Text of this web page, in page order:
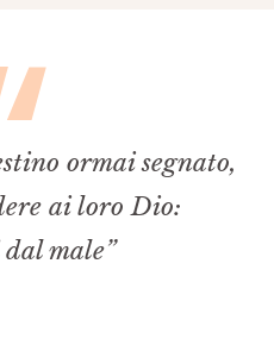
ormai segnato,
ai loro Dio:
male”